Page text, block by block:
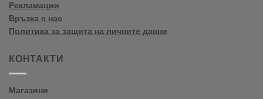
Рекламации
Връзка с нас
Политика за защита на личните данни
КОНТАКТИ
Магазини